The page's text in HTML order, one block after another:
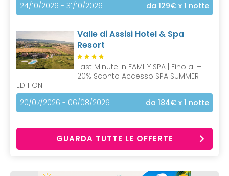
24/10/2026 - 31/10/2026 da 129€ x 1 notte
Valle di Assisi Hotel & Spa
Resort
Last Minute in FAMILY SPA | Fino al –
20% Sconto Accesso SPA SUMMER
EDITION
20/07/2026 - 06/08/2026
da 184€ x 1 notte
GUARDA TUTTE LE OFFERTE